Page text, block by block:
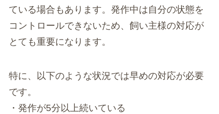
ている場合もあります。発作中は自分の状態を
コントロールできないため、飼い主様の対応が
とても重要になります。
特に、以下のような状況では早めの対応が必要
です。
・発作が5分以上続いている